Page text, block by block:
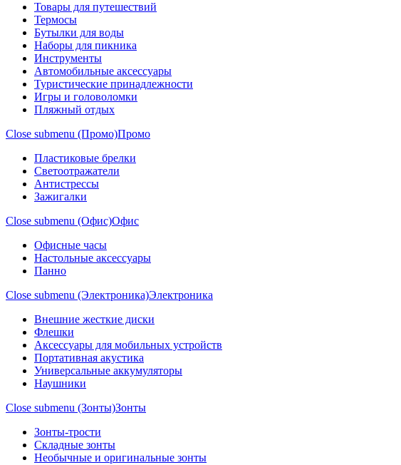
Товары для путешествий
Термосы
Бутылки для воды
Наборы для пикника
Инструменты
Автомобильные аксессуары
Туристические принадлежности
Игры и головоломки
Пляжный отдых
Close submenu (Промо)Промо
Пластиковые брелки
Светоотражатели
Антистрессы
Зажигалки
Close submenu (Офис)Офис
Офисные часы
Настольные аксессуары
Панно
Close submenu (Электроника)Электроника
Внешние жесткие диски
Флешки
Аксессуары для мобильных устройств
Портативная акустика
Универсальные аккумуляторы
Наушники
Close submenu (Зонты)Зонты
Зонты-трости
Складные зонты
Необычные и оригинальные зонты